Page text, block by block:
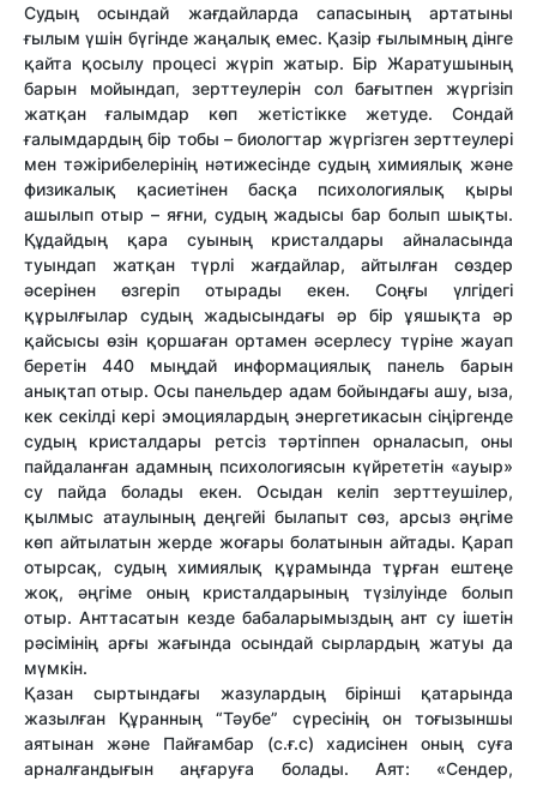
Судың осындай жағдайларда сапасының артатыны
ғылым үшін бүгінде жаңалық емес. Қазір ғылымның дінге
қайта қосылу процесі жүріп жатыр. Бір Жаратушының
барын мойындап, зерттеулерін сол бағытпен жүргізіп
жатқан ғалымдар көп жетістікке жетуде. Сондай
ғалымдардың бір тобы – биологтар жүргізген зерттеулері
мен тәжірибелерінің нәтижесінде судың химиялық және
физикалық қасиетінен басқа психологиялық қыры
ашылып отыр – яғни, cудың жадысы бар болып шықты.
Құдайдың қара суының кристалдары айналасында
туындап жатқан түрлі жағдайлар, айтылған сөздер
әсерінен өзгеріп отырады екен. Соңғы үлгідегі
құрылғылар судың жадысындағы әр бір ұяшықта әр
қайсысы өзін қоршаған ортамен әсерлесу түріне жауап
беретін 440 мыңдай информациялық панель барын
анықтап отыр. Осы панельдер адам бойындағы ашу, ыза,
кек секілді кері эмоциялардың энергетикасын сіңіргенде
судың кристалдары ретсіз тәртіппен орналасып, оны
пайдаланған адамның психологиясын күйрететін «ауыр»
су пайда болады екен. Осыдан келіп зерттеушілер,
қылмыс атаулының деңгейі былапыт сөз, арсыз әңгіме
көп айтылатын жерде жоғары болатынын айтады. Қарап
отырсақ, судың химиялық құрамында тұрған ештеңе
жоқ, әңгіме оның кристалдарының түзілуінде болып
отыр. Анттасатын кезде бабаларымыздың ант су ішетін
рәсімінің арғы жағында осындай сырлардың жатуы да
мүмкін.
Қазан сыртындағы жазулардың бірінші қатарында
жазылған Құранның “Тәубе” сүресінің он тоғызыншы
аятынан және Пайғамбар (с.ғ.с) хадисінен оның суға
арналғандығын аңғаруға болады. Аят: «Сендер,